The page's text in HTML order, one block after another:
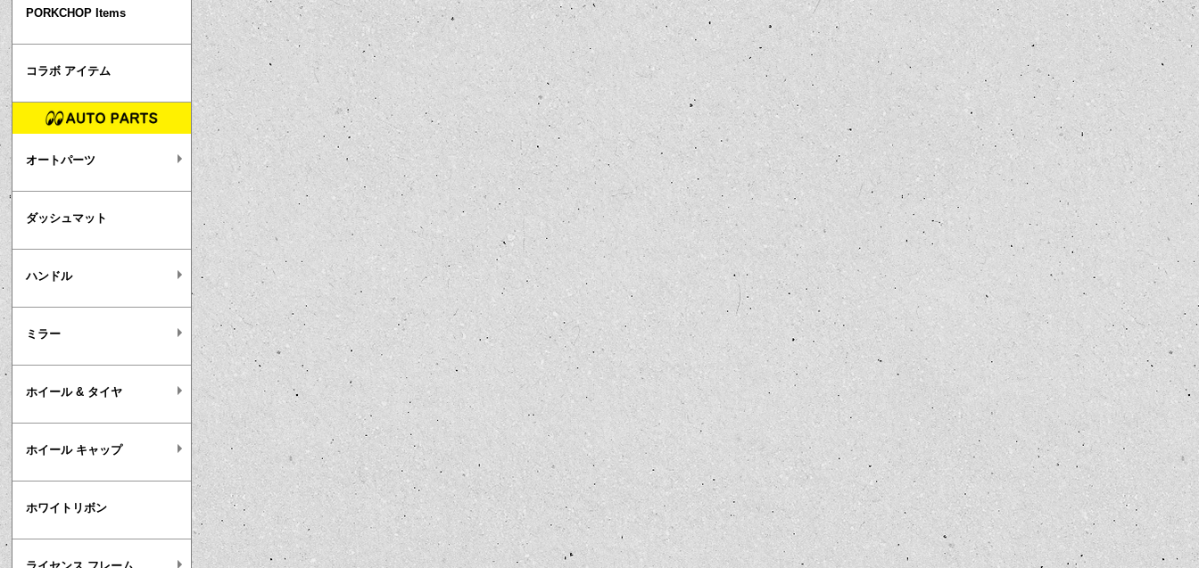
PORKCHOP Items
コラボ アイテム
オートパーツ
ダッシュマット
ハンドル
ミラー
ホイール & タイヤ
ホイール キャップ
ホワイトリボン